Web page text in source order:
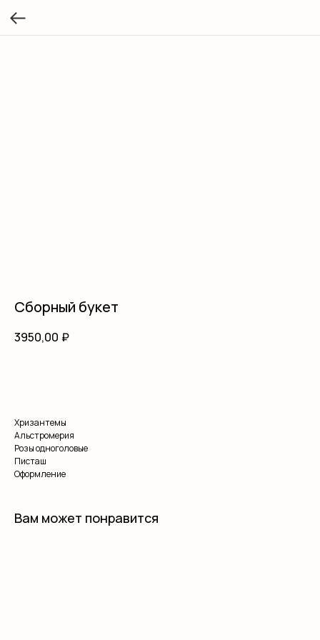
Сборный букет
3950,00 ₽
Хризантемы
Альстромерия
Розы одноголовые
Писташ
Оформление
Вам может понравится